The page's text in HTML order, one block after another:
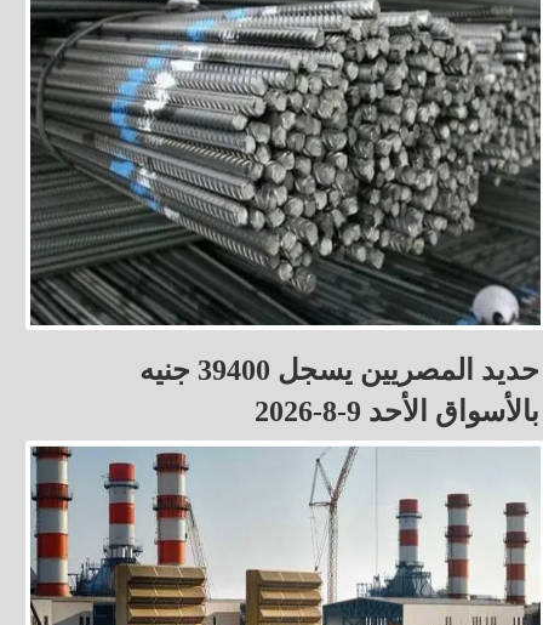
حديد المصريين يسجل 39400 جنيه
بالأسواق الأحد 9-8-2026